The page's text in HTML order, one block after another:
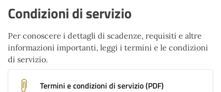
Condizioni di servizio
Per conoscere i dettagli di scadenze, requisiti e altre
informazioni importanti, leggi i termini e le condizioni
di servizio.
Termini e condizioni di servizio (PDF)